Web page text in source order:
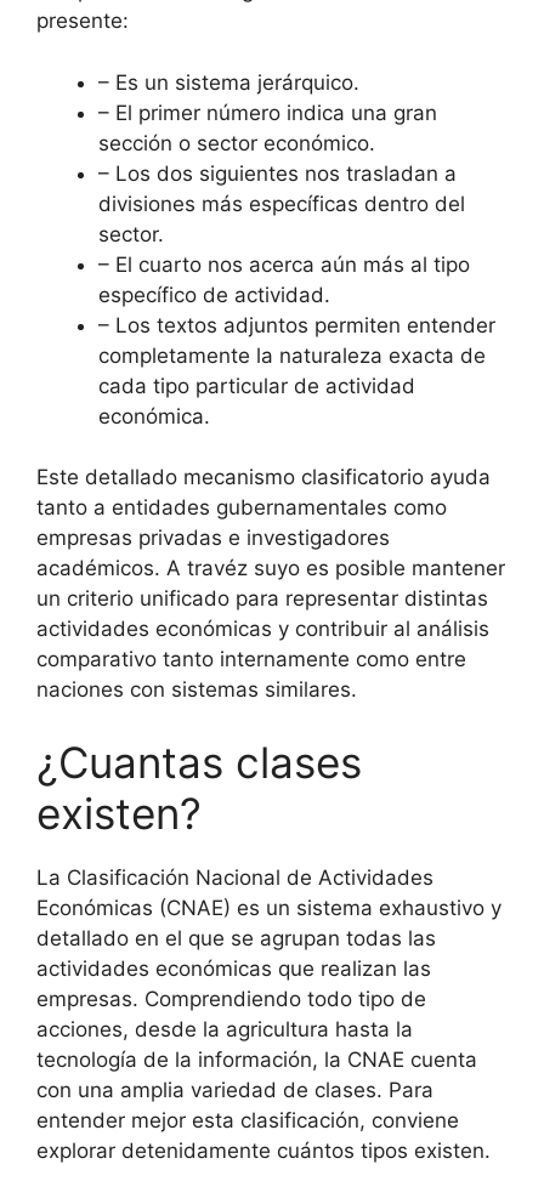
presente:
– Es un sistema jerárquico.
– El primer número indica una gran
sección o sector económico.
– Los dos siguientes nos trasladan a
divisiones más específicas dentro del
sector.
– El cuarto nos acerca aún más al tipo
específico de actividad.
– Los textos adjuntos permiten entender
completamente la naturaleza exacta de
cada tipo particular de actividad
económica.
Este detallado mecanismo clasificatorio ayuda
tanto a entidades gubernamentales como
empresas privadas e investigadores
académicos. A travéz suyo es posible mantener
un criterio unificado para representar distintas
actividades económicas y contribuir al análisis
comparativo tanto internamente como entre
naciones con sistemas similares.
¿Cuantas clases
existen?
La Clasificación Nacional de Actividades
Económicas (CNAE) es un sistema exhaustivo y
detallado en el que se agrupan todas las
actividades económicas que realizan las
empresas. Comprendiendo todo tipo de
acciones, desde la agricultura hasta la
tecnología de la información, la CNAE cuenta
con una amplia variedad de clases. Para
entender mejor esta clasificación, conviene
explorar detenidamente cuántos tipos existen.